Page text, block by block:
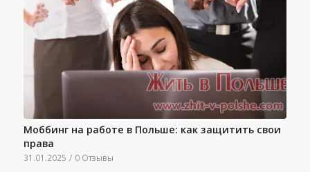
Моббинг на работе в Польше: как защитить свои
права
31.01.2025 / 0 Отзывы